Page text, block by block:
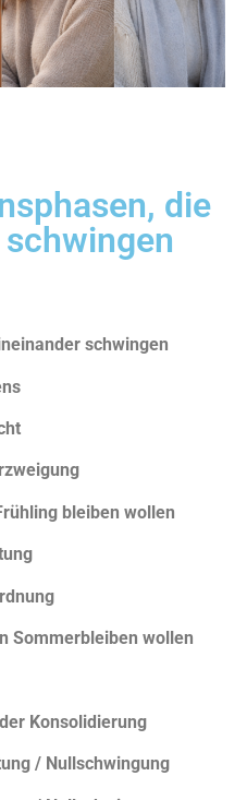
die
schwingen
bleiben wollen
Sommerbleiben wollen
Konsolidierung
/ Nullschwingung